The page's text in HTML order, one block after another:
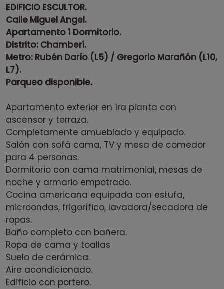
EDIFICIO ESCULTOR.
Calle Miguel Angel.
Apartamento 1 Dormitorio.
Distrito: Chamberí.
Metro: Rubén Darío (L5) / Gregorio Marañón (L10,
L7).
Parqueo disponible.
Apartamento exterior en 1ra planta con
ascensor y terraza.
Completamente amueblado y equipado.
Salón con sofá cama, TV y mesa de comedor
para 4 personas.
Dormitorio con cama matrimonial, mesas de
noche y armario empotrado.
Cocina americana equipada con estufa,
microondas, frigorífico, lavadora/secadora de
ropas.
Baño completo con bañera.
Ropa de cama y toallas
Suelo de cerámica.
Aire acondicionado.
Edificio con portero.